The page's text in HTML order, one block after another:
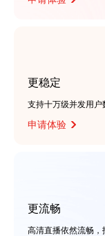
更稳定
支持十万级并发用
申请体验
更流畅
高清直播依然流畅